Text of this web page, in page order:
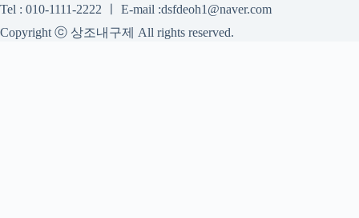
Tel : 010-1111-2222 ㅣ E-mail :dsfdeoh1@naver.com
Copyright ⓒ 상조내구제 All rights reserved.